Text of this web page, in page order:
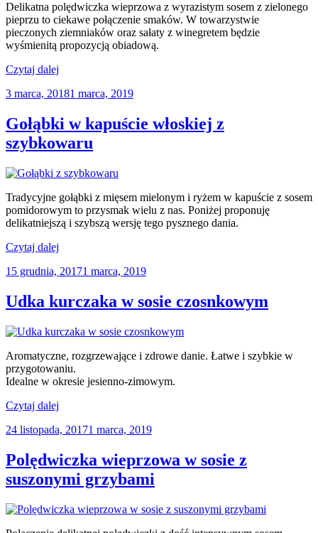
Delikatna polędwiczka wieprzowa z wyrazistym sosem z zielonego
pieprzu to ciekawe połączenie smaków. W towarzystwie
pieczonych ziemniaków oraz sałaty z winegretem będzie
wyśmienitą propozycją obiadową.
Czytaj dalej
w
z
zielonym
pieprzem”
Opublikowane
3 marca, 20181 marca, 2019
Gołąbki w kapuście włoskiej z
szybkowaru
Tradycyjne gołąbki z mięsem mielonym i ryżem w kapuście z sosem
pomidorowym to przysmak wielu z nas. Poniżej proponuję
delikatniejszą i szybszą wersję tego pysznego dania.
Czytaj dalej
kapuście
z
szybkowaru”
Opublikowane
15 grudnia, 20171 marca, 2019
Udka kurczaka w sosie czosnkowym
Aromatyczne, rozgrzewające i zdrowe danie. Łatwe i szybkie w
przygotowaniu.
Idealne w okresie jesienno-zimowym.
Czytaj dalej
w
czosnkowym”
Opublikowane
24 listopada, 20171 marca, 2019
Polędwiczka wieprzowa w sosie z
suszonymi grzybami